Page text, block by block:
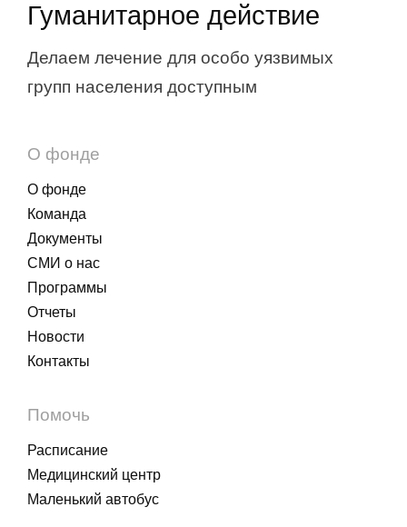
Гуманитарное действие
Делаем лечение для особо уязвимых
групп населения доступным
О фонде
О фонде
Команда
Документы
СМИ о нас
Программы
Отчеты
Новости
Контакты
Помочь
Расписание
Медицинский центр
Маленький автобус